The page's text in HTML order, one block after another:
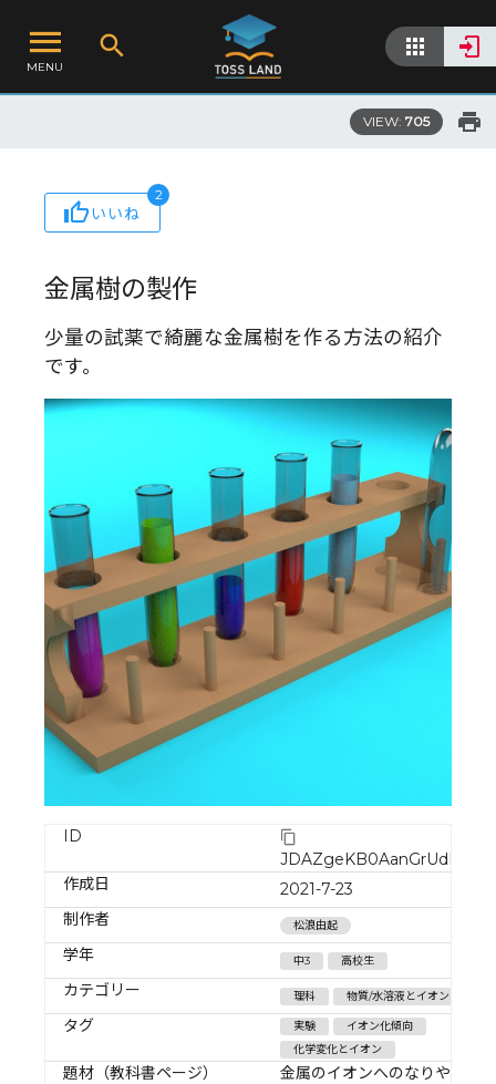
MENU
VIEW: 705
いいね
2
金属樹の製作
少量の試薬で綺麗な金属樹を作る方法の紹介
です。
ID
JDAZgeKB0AanGrUdF8Lt
作成日
2021-7-23
制作者
松浪由起
学年 中3 高校生
カテゴリー 理科 物質/水溶液とイオン
タグ 実験
イオン化傾向
化学変化とイオン
題材（教科書ページ）
金属のイオンへのなりやすさ